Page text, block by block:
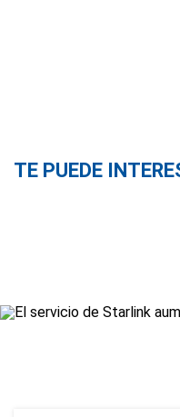
TE PUEDE